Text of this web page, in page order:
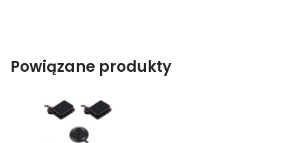
Powiązane produkty